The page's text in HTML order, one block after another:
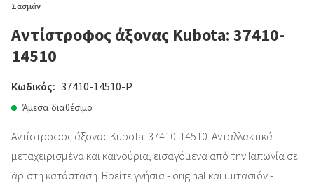
Σασμάν
Αντίστροφος άξονας Kubota: 37410-
14510
Κωδικός: 37410-14510-P
Άμεσα διαθέσιμο
Αντίστροφος άξονας Kubota: 37410-14510. Ανταλλακτικά
μεταχειρισμένα και καινούρια, εισαγόμενα από την Ιαπωνία σε
άριστη κατάσταση. Βρείτε γνήσια - original και ιμιτασιόν -